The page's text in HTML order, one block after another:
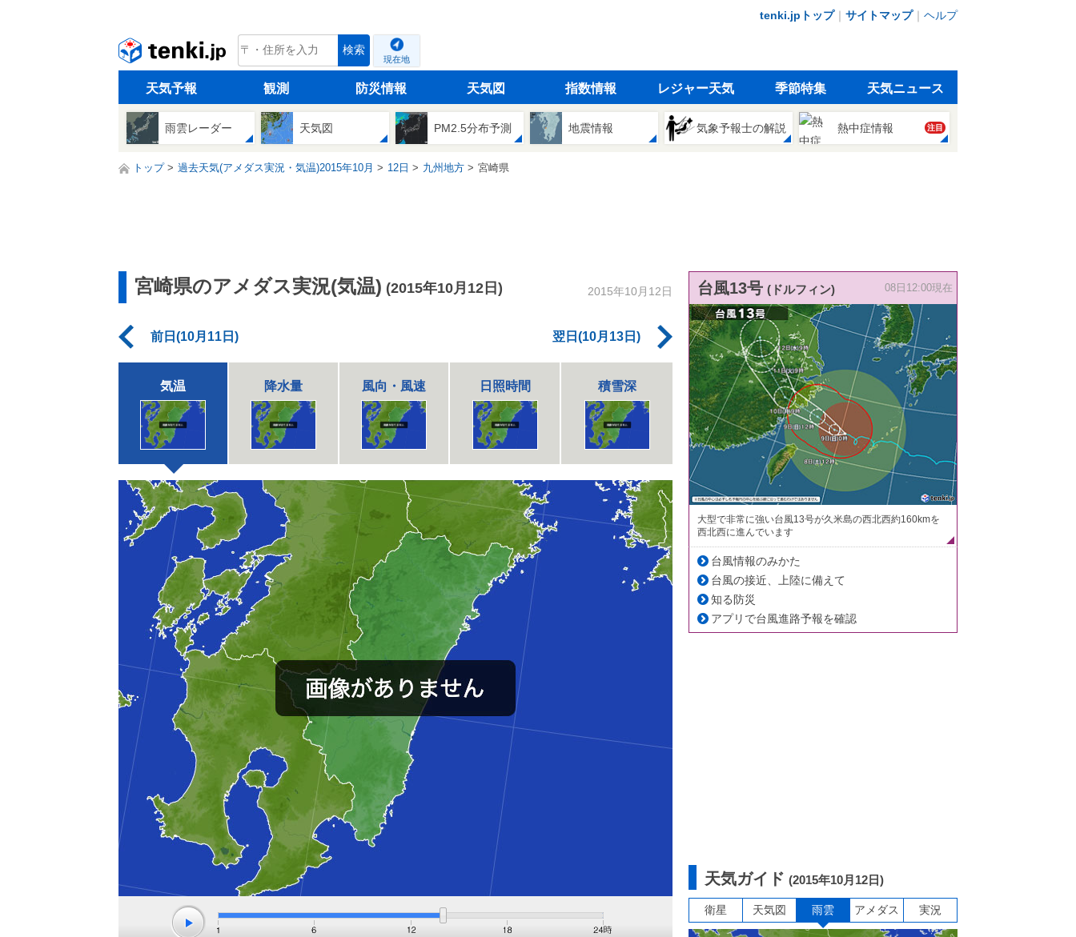
tenki.jpトップ｜ サイトマップ｜ ヘルプ
tenki.jp 検索
現在地
天気予報 観測 防災情報 天気図 指数情報 レジャー天気 季節特集 天気ニュース
雨雲レーダー 天気図 PM2.5分布予測 地震情報 気象予報士の解説 熱中症情報 注目
トップ 過去天気(アメダス実況・気温)2015年10月 12日 九州地方 宮崎県
宮崎県のアメダス実況(気温) (2015年10月12日) 2015年10月12日
前日(10月11日) 翌日(10月13日)
気温 降水量 風向・風速 日照時間 積雪深
台風13号 (ドルフィン) 08日12:00現在
大型で非常に強い台風13号が久米島の西北西約160kmを
西北西に進んでいます
台風情報のみかた
台風の接近、上陸に備えて
知る防災
アプリで台風進路予報を確認
天気ガイド (2015年10月12日)
衛星 天気図 雨雲 アメダス 実況